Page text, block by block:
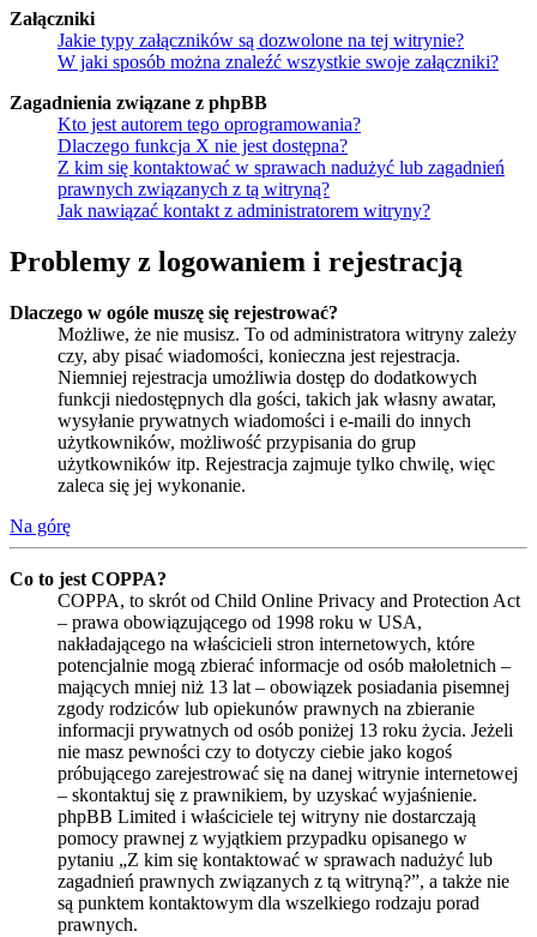
Załączniki
Jakie typy załączników są dozwolone na tej witrynie?
W jaki sposób można znaleźć wszystkie swoje załączniki?
Zagadnienia związane z phpBB
Kto jest autorem tego oprogramowania?
Dlaczego funkcja X nie jest dostępna?
Z kim się kontaktować w sprawach nadużyć lub zagadnień
prawnych związanych z tą witryną?
Jak nawiązać kontakt z administratorem witryny?
Problemy z logowaniem i rejestracją
Dlaczego w ogóle muszę się rejestrować?
Możliwe, że nie musisz. To od administratora witryny zależy
czy, aby pisać wiadomości, konieczna jest rejestracja.
Niemniej rejestracja umożliwia dostęp do dodatkowych
funkcji niedostępnych dla gości, takich jak własny awatar,
wysyłanie prywatnych wiadomości i e-maili do innych
użytkowników, możliwość przypisania do grup
użytkowników itp. Rejestracja zajmuje tylko chwilę, więc
zaleca się jej wykonanie.
Na górę
Co to jest COPPA?
COPPA, to skrót od Child Online Privacy and Protection Act
– prawa obowiązującego od 1998 roku w USA,
nakładającego na właścicieli stron internetowych, które
potencjalnie mogą zbierać informacje od osób małoletnich –
mających mniej niż 13 lat – obowiązek posiadania pisemnej
zgody rodziców lub opiekunów prawnych na zbieranie
informacji prywatnych od osób poniżej 13 roku życia. Jeżeli
nie masz pewności czy to dotyczy ciebie jako kogoś
próbującego zarejestrować się na danej witrynie internetowej
– skontaktuj się z prawnikiem, by uzyskać wyjaśnienie.
phpBB Limited i właściciele tej witryny nie dostarczają
pomocy prawnej z wyjątkiem przypadku opisanego w
pytaniu „Z kim się kontaktować w sprawach nadużyć lub
zagadnień prawnych związanych z tą witryną?”, a także nie
są punktem kontaktowym dla wszelkiego rodzaju porad
prawnych.